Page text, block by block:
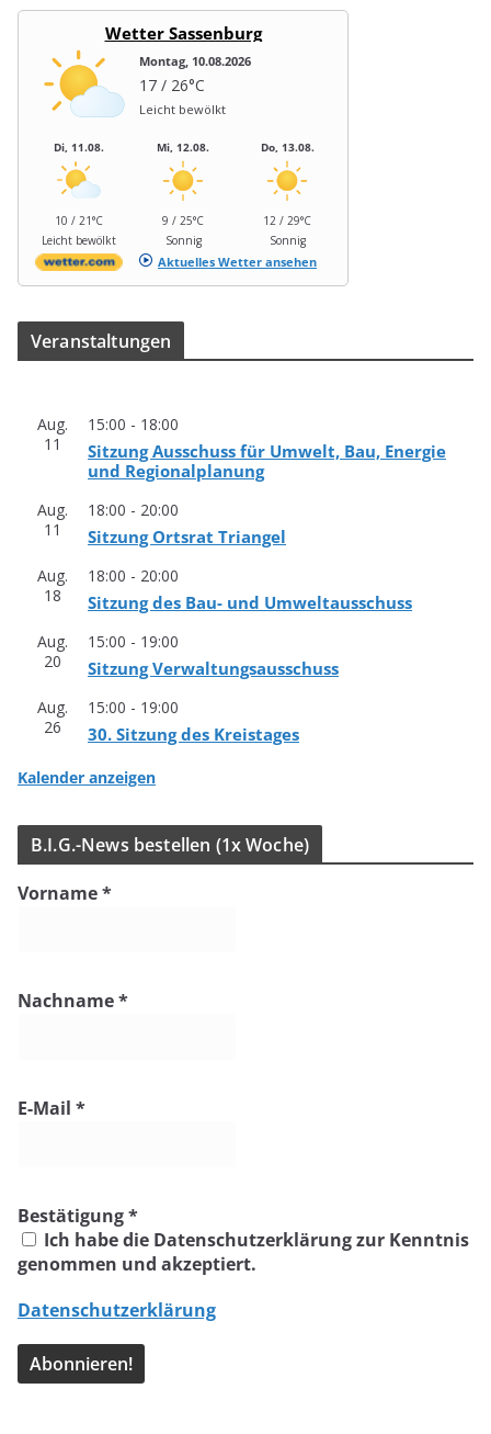
Wetter Sassenburg
Montag, 10.08.2026
17 / 26°C
Leicht bewölkt
Di, 11.08.
10 / 21°C
Leicht bewölkt
Mi, 12.08.
9 / 25°C
Sonnig
Do, 13.08.
12 / 29°C
Sonnig
Aktuelles Wetter ansehen
Ver­an­stal­tun­gen
Aug.
11
15:00 - 18:00
Sit­zung Aus­schuss für Umwelt, Bau, Ener­gie
und Regionalplanung
Aug.
11
18:00 - 20:00
Sit­zung Orts­rat Triangel
Aug.
18
18:00 - 20:00
Sit­zung des Bau- und Umweltausschuss
Aug.
20
15:00 - 19:00
Sit­zung Verwaltungsausschuss
Aug.
26
15:00 - 19:00
30. Sit­zung des Kreistages
Kalender anzeigen
B.I.G.-News bestel­len (1x Woche)
Vorname*
Nachname*
E-Mail *
Bestätigung*
Ich habe die Datenschutzerklärung zur Kenntnis
genommen und akzeptiert.
Datenschutzerklärung